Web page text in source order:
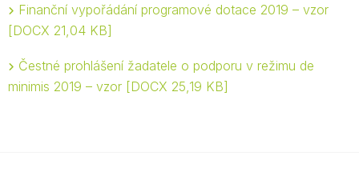
Finanční vypořádání programové dotace 2019 – vzor
DOCX 21,04 KB
Čestné prohlášení žadatele o podporu v režimu de
minimis 2019 – vzor DOCX 25,19 KB